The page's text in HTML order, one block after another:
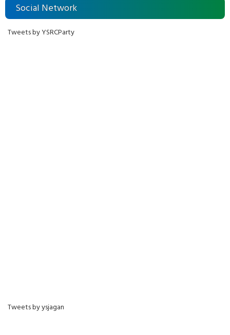
Social Network
Tweets by YSRCParty
Tweets by ysjagan